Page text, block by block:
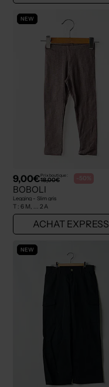
NEW
9,00€Prix boutique :
18,00€ -50%
BOBOLI
Legging - Slim gris
T : 6 M, ... 2 A
ACHAT EXPRESS
NEW